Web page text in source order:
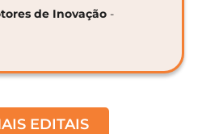
de Inovação -
EDITAIS